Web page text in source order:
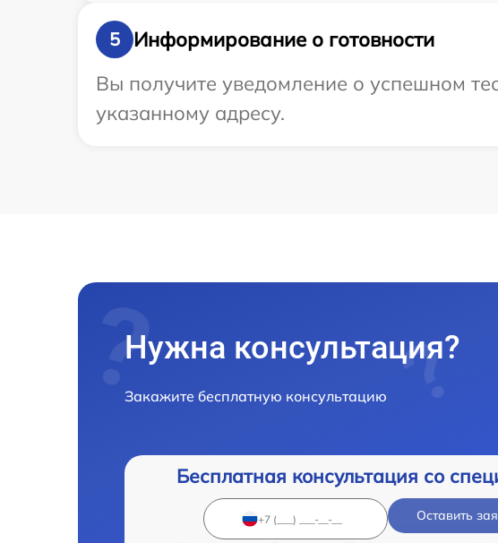
5
Информирование о готовности
Вы получите уведомление о успешном
указанному адресу.
Нужна консультация?
Закажите бесплатную консультацию
Бесплатная консультация со
Оставить